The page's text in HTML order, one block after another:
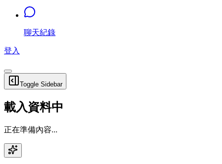
聊天紀錄
登入
Toggle Sidebar
載入資料中
正在準備內容...